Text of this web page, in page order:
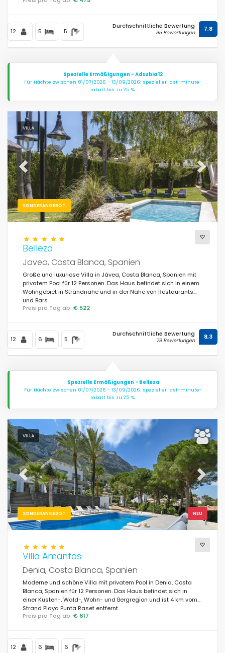
12 5 5
Durchschnittliche Bewertung
95 Bewertungen 7,8
Spezielle Ermäßigungen - Adsubia 12
Für Nächte zwischen 01/07/2026 - 13/09/2026: spezieller last-minute-
rabatt bis zu 25 %.
VILLA
SONDERANGEBOT
Previous Next
Belleza
Javea, Costa Blanca, Spanien
Große und luxuriöse Villa in Jávea, Costa Blanca, Spanien mit
privatem Pool für 12 Personen. Das Haus befindet sich in einem
Wohngebiet in Strandnähe und in der Nähe von Restaurants
und Bars.
Preis pro Tag ab: € 522
12 6 5
Durchschnittliche Bewertung
79 Bewertungen 8,3
Spezielle Ermäßigungen - Belleza
Für Nächte zwischen 01/07/2026 - 13/09/2026: spezieller last-minute-
rabatt bis zu 25 %.
VILLA
NEU
SONDERANGEBOT
Previous Next
Villa Amantos
Denia, Costa Blanca, Spanien
Moderne und schöne Villa mit privatem Pool in Denia, Costa
Blanca, Spanien für 12 Personen. Das Haus befindet sich in
einer Küsten-, Wald-, Wohn- und Bergregion und ist 4 km vom
Strand Playa Punta Raset entfernt.
Preis pro Tag ab: € 617
12 6 6